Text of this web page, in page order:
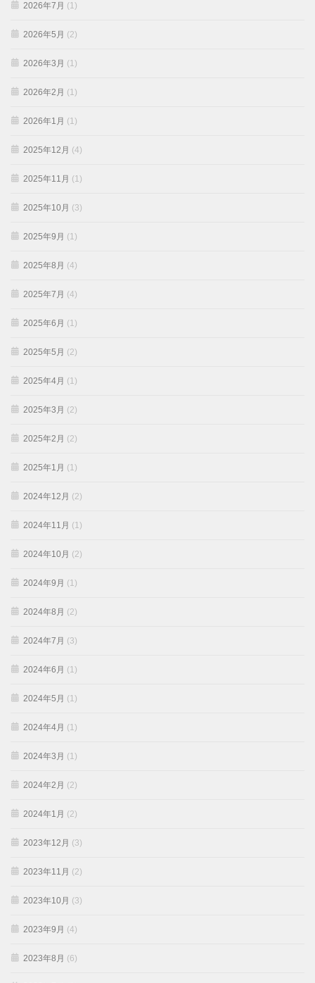
2026年7月 (1)
2026年5月 (2)
2026年3月 (1)
2026年2月 (1)
2026年1月 (1)
2025年12月 (4)
2025年11月 (1)
2025年10月 (3)
2025年9月 (1)
2025年8月 (4)
2025年7月 (4)
2025年6月 (1)
2025年5月 (2)
2025年4月 (1)
2025年3月 (2)
2025年2月 (2)
2025年1月 (1)
2024年12月 (2)
2024年11月 (1)
2024年10月 (2)
2024年9月 (1)
2024年8月 (2)
2024年7月 (3)
2024年6月 (1)
2024年5月 (1)
2024年4月 (1)
2024年3月 (1)
2024年2月 (2)
2024年1月 (2)
2023年12月 (3)
2023年11月 (2)
2023年10月 (3)
2023年9月 (4)
2023年8月 (6)